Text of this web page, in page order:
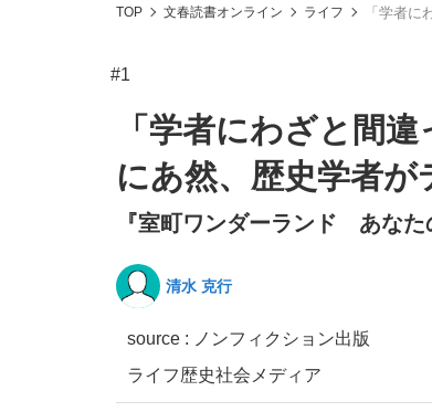
「クマが悪者扱いされているのが
TOP 文春読書オンライン ライフ 「学者
#1
「学者にわざと間
にあ然、歴史学者
『室町ワンダーランド あな
清水 克行
source : ノンフィクション出版
ライフ歴史社会 メディア